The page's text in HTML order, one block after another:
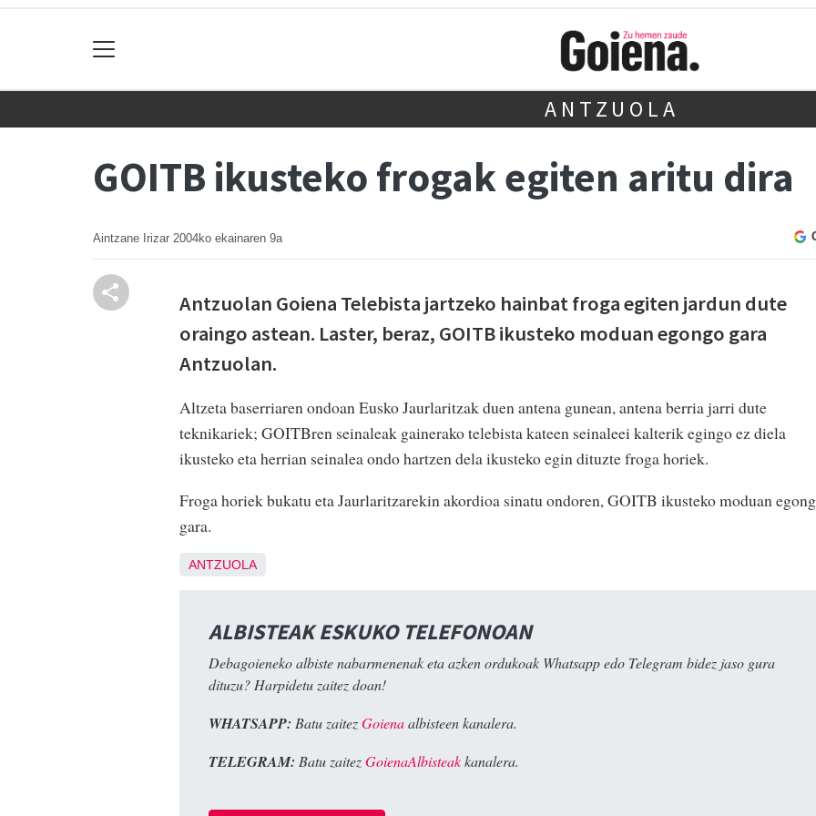
ANTZUOLA
GOITB ikusteko frogak egiten aritu dira
Aintzane Irizar 2004ko ekainaren 9a
Antzuolan Goiena Telebista jartzeko hainbat froga egiten jardun dute
oraingo astean. Laster, beraz, GOITB ikusteko moduan egongo gara
Antzuolan.
Altzeta baserriaren ondoan Eusko Jaurlaritzak duen antena gunean, antena berria jarri dute
teknikariek; GOITBren seinaleak gainerako telebista kateen seinaleei kalterik egingo ez diela
ikusteko eta herrian seinalea ondo hartzen dela ikusteko egin dituzte froga horiek.
Froga horiek bukatu eta Jaurlaritzarekin akordioa sinatu ondoren, GOITB ikusteko moduan
gara.
ANTZUOLA
ALBISTEAK ESKUKO TELEFONOAN
Debagoieneko albiste nabarmenenak eta azken ordukoak Whatsapp edo Telegram bidez jaso gura
dituzu? Harpidetu zaitez doan!
WHATSAPP: Batu zaitezGoienaalbisteen kanalera.
TELEGRAM: Batu zaitezGoienaAlbisteakkanalera.